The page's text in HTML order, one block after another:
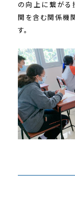
の向上に繋がる
関を含む関係機
す。